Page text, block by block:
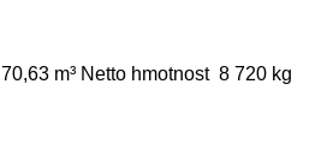
70,63 m³ Netto hmotnost 8 720 kg